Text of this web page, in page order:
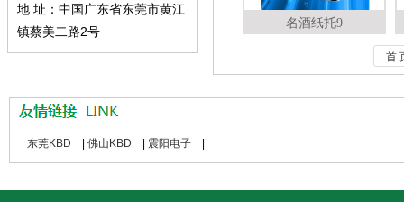
地 址：中国广东省东莞市黄江
镇蔡美二路2号
名酒纸托9
首
东莞KBD 佛山KBD 震阳电子